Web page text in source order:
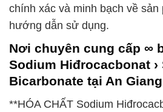
chính xác và minh bạch về
hướng dẫn sử dụng.
Nơi chuyên cung cấp ∞
Sodium Hiđrocacbonat ›
Bicarbonate tại An Giang
**HÓA CHẤT Sodium